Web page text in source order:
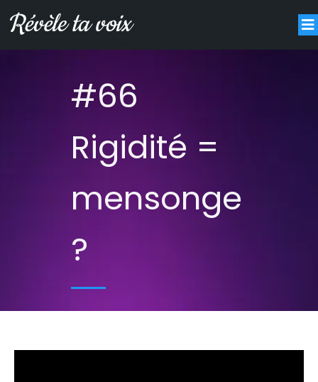
#66
Rigidité =
mensonge
?